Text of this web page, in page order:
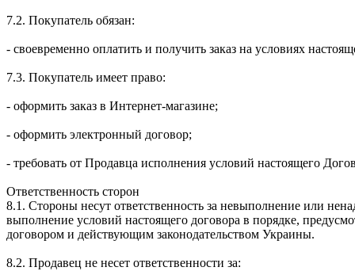
7.2. Покупатель обязан:
- своевременно оплатить и получить заказ на условиях
7.3. Покупатель имеет право:
- оформить заказ в Интернет-магазине;
- оформить электронный договор;
- требовать от Продавца исполнения условий настоящего
Ответственность сторон
8.1. Стороны несут ответственность за невыполнение или
выполнение условий настоящего договора в порядке,
договором и действующим законодательством Украины.
8.2. Продавец не несет ответственности за: